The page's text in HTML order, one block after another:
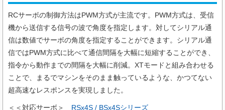
RCサーボの制御方法はPWM方式が主流です。PWM方式は、受信
機から送信する信号の波で角度を指定します。対してシリアル通
信は数値でサーボの角度を指定することができます。シリアル通
信ではPWM方式に比べて通信間隔を大幅に短縮することができ、
指令から動作までの間隔を大幅に削減。XTモードと組み合わせる
ことで、まるでマシンをそのまま触っているような、かつてない
超高速なレスポンスを実現しました。
＜ ＜対応サーボ＞ RSx4S / BSx4Sシリーズ